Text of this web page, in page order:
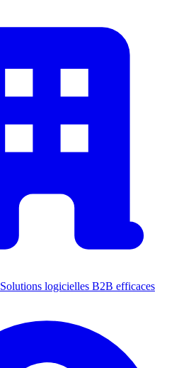
Solutions logicielles B2B efficaces